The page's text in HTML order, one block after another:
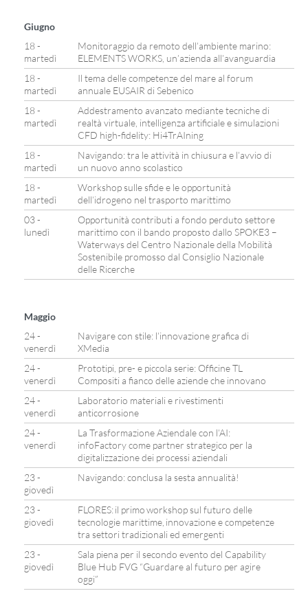
Giugno
18 -
martedì
Monitoraggio da remoto dell’ambiente marino:
ELEMENTS WORKS, un’azienda all’avanguardia
18 -
martedì
Il tema delle competenze del mare al forum
annuale EUSAIR di Sebenico
18 -
martedì
Addestramento avanzato mediante tecniche di
realtà virtuale, intelligenza artificiale e simulazioni
CFD high-fidelity: Hi4TrAIning
18 -
martedì
Navigando: tra le attività in chiusura e l’avvio di
un nuovo anno scolastico
18 -
martedì
Workshop sulle sfide e le opportunità
dell’idrogeno nel trasporto marittimo
03 -
lunedì
Opportunità contributi a fondo perduto settore
marittimo con il bando proposto dallo SPOKE3 –
Waterways del Centro Nazionale della Mobilità
Sostenibile promosso dal Consiglio Nazionale
delle Ricerche
Maggio
24 -
venerdì
Navigare con stile: l’innovazione grafica di
XMedia
24 -
venerdì
Prototipi, pre- e piccola serie: Officine TL
Compositi a fianco delle aziende che innovano
24 -
venerdì
Laboratorio materiali e rivestimenti
anticorrosione
24 -
venerdì
La Trasformazione Aziendale con l’AI:
infoFactory come partner strategico per la
digitalizzazione dei processi aziendali
23 -
giovedì
Navigando: conclusa la sesta annualità!
23 -
giovedì
FLORES: il primo workshop sul futuro delle
tecnologie marittime, innovazione e competenze
tra settori tradizionali ed emergenti
23 -
giovedì
Sala piena per il secondo evento del Capability
Blue Hub FVG “Guardare al futuro per agire
oggi”